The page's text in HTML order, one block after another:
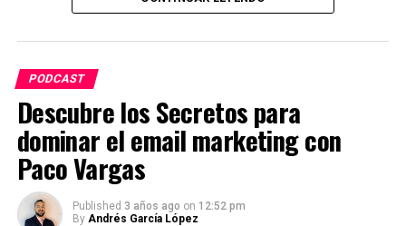
PODCAST
Descubre los Secretos para
dominar el email marketing con
Paco Vargas
Published 3 años ago on 12:52 pm
By Andrés García López